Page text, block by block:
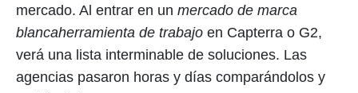
mercado. Al entrar en un mercado de marca
blancaherramienta de trabajo en Capterra o G2,
verá una lista interminable de soluciones. Las
agencias pasaron horas y días comparándolos y